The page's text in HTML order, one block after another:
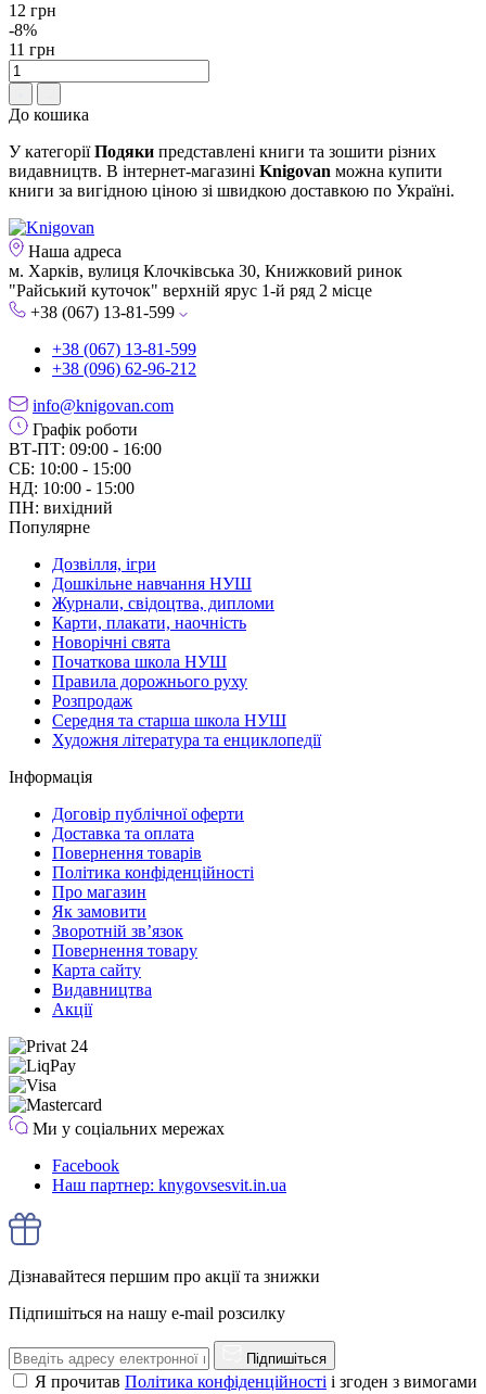
12 грн
-8%
11 грн
До кошика
У категоріїПодяки представлені книги та зошити різних
видавництв. В інтернет-магазині Knigovan можна купити
книги за вигідною ціною зі швидкою доставкою по Україні.
Наша адреса
м. Харків, вулиця Клочківська 30, Книжковий ринок
"Райський куточок" верхній ярус 1-й ряд 2 місце
+38 (067) 13-81-599
+38 (067) 13-81-599
+38 (096) 62-96-212
info@knigovan.com
Графік роботи
ВТ-ПТ: 09:00 - 16:00
СБ: 10:00 - 15:00
НД: 10:00 - 15:00
ПН: вихідний
Популярне
Дозвілля, ігри
Дошкільне навчання НУШ
Журнали, свідоцтва, дипломи
Карти, плакати, наочність
Новорічні свята
Початкова школа НУШ
Правила дорожнього руху
Розпродаж
Середня та старша школа НУШ
Художня література та енциклопедії
Інформація
Договір публічної оферти
Доставка та оплата
Повернення товарів
Політика конфіденційності
Про магазин
Як замовити
Зворотній зв’язок
Повернення товару
Карта сайту
Видавництва
Акції
Ми у соціальних мережах
Facebook
Наш партнер: knygovsesvit.in.ua
Дізнавайтеся першим про акції та знижки
Підпишіться на нашу e-mail розсилку
Підпишіться
Я прочитав Політика конфіденційності і згоден з вимогами